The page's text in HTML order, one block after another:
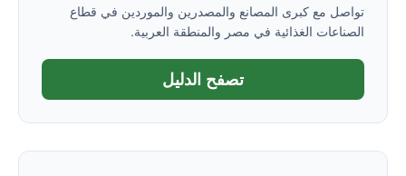
تواصل مع كبرى المصانع والمصدرين والموردين في قطاع
الصناعات الغذائية في مصر والمنطقة العربية.
تصفح الدليل